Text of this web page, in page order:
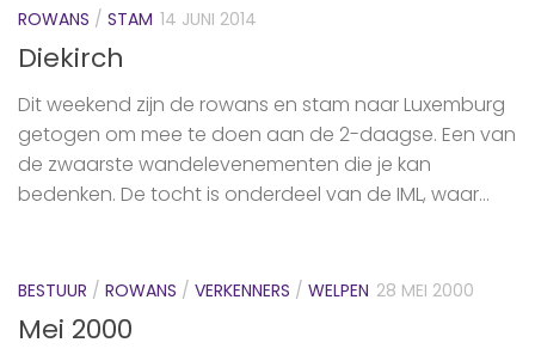
ROWANS / STAM 14 JUNI 2014
Diekirch
Dit weekend zijn de rowans en stam naar Luxemburg
getogen om mee te doen aan de 2-daagse. Een van
de zwaarste wandelevenementen die je kan
bedenken. De tocht is onderdeel van de IML, waar...
BESTUUR / ROWANS / VERKENNERS / WELPEN 28 MEI 2000
Mei 2000